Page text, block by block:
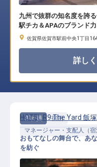
九州で抜群の知名度を誇
駅チカ＆APAのブランド
佐賀県佐賀市駅前中央1丁目
詳し
正社員
宿泊
マネージャー・支配人（宿
HOTEL R9 The Yard 飯塚
おもてなしの舞台で、あ
を紡ぐ